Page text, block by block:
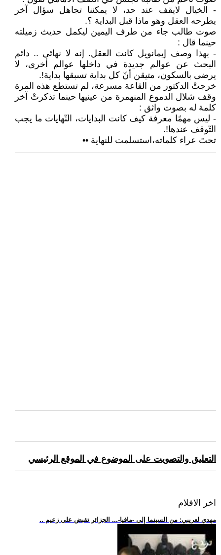
- الخيال لايقف عند حد، لا يمكننا تجاهل سؤال آخر
يطرحه العقل وهو ماذا قبل البداية ؟.
صوت طالب جاء من طرف اليمين ليكمل حديث زميلته
حينما قال :
- بهذا وصف إيمانويل كانت العقل. إنه لا نهائي .. دائم
البحث عن عوالم جديدة في داخلها عوالم أخرى، لا
يرضى بالسكون، متيقن أنّ كل بداية تسبقها بداية!.
خرجتْ الدكتور من القاعة مسرعة، لم تستطع هذه المرة
وقف شلال الدموع المنهمرة من عينيها حينما تذكرتْ آخر
كلمة له بصوت واثق :
- ليس مهمًا معرفة كيف كانت البدايات، النّهايات ما يجب
التّوقف عندها!.
تحتَ عراء كلماته،استسلمت للنهاية ••
التعليق والتصويت على الموضوع في الموقع الرئيسي
اخر الافلام
.. مهدي لعريبي: من السينما إلى -مافيا-... الجزائر تقبض على زعيم